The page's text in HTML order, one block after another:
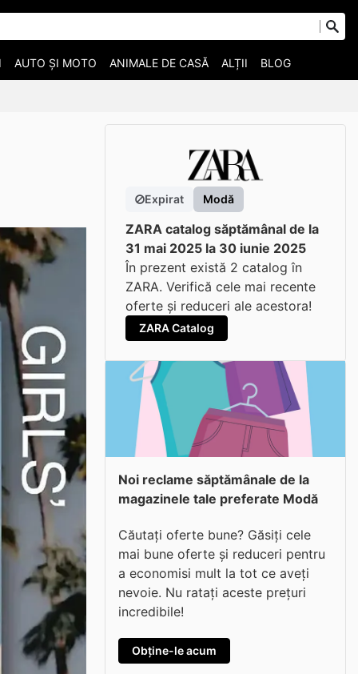
AUTO ȘI MOTO ANIMALE DE CASĂ ALȚII BLOG
Expirat Modă
ZARA catalog săptămânal de la
31 mai 2025 la 30 iunie 2025
În prezent există 2 catalog în
ZARA. Verifică cele mai recente
oferte și reduceri ale acestora!
ZARA Catalog
Noi reclame săptămânale de la
magazinele tale preferate Modă
Căutați oferte bune? Găsiți cele
mai bune oferte și reduceri pentru
a economisi mult la tot ce aveți
nevoie. Nu ratați aceste prețuri
incredibile!
Obține-le acum